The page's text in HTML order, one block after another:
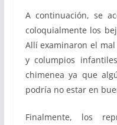
A continuación, se
coloquialmente los
Allí examinaron el
y columpios
chimenea ya que
podría no estar en
Finalmente, los